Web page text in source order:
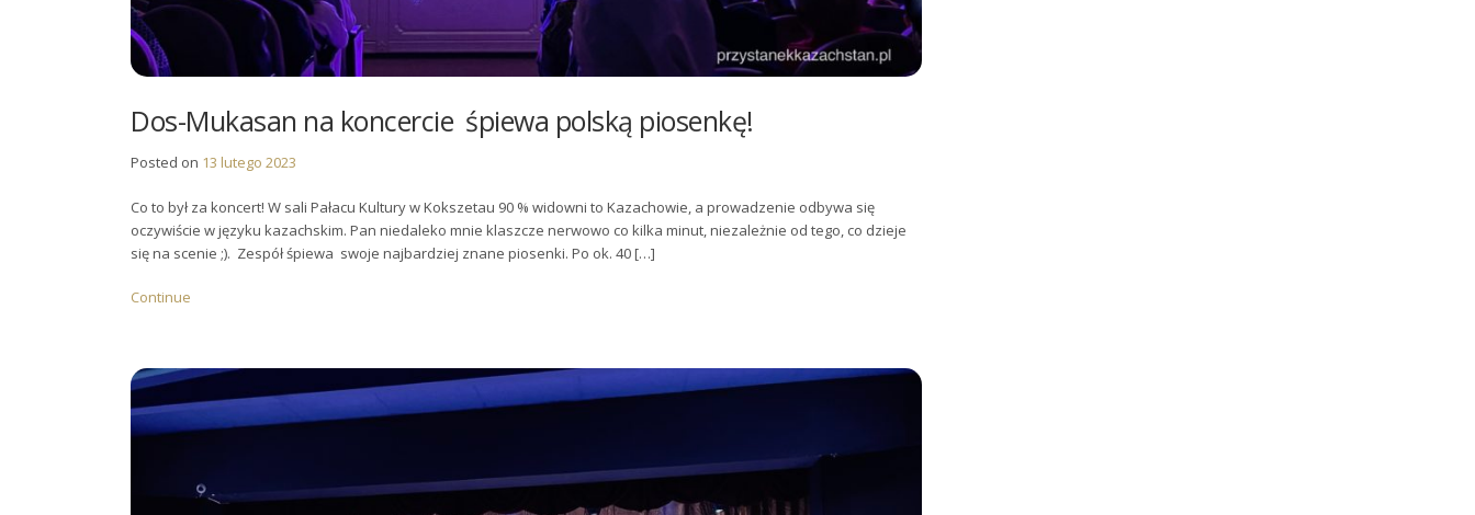
Dos-Mukasan na koncercie śpiewa polską piosenkę!
Posted on 13 lutego 2023
Co to był za koncert! W sali Pałacu Kultury w Kokszetau 90 % widowni to Kazachowie, a prowadzenie odbywa się
oczywiście w języku kazachskim. Pan niedaleko mnie klaszcze nerwowo co kilka minut, niezależnie od tego, co dzieje
się na scenie ;). Zespół śpiewa swoje najbardziej znane piosenki. Po ok. 40 […]
Continue